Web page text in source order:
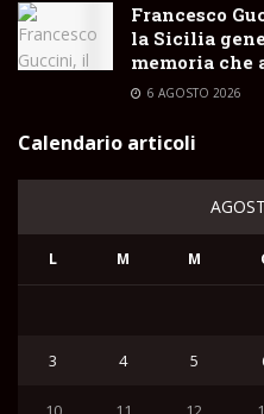
Francesco
la Sicilia
memoria che
6 AGOSTO 2026
Calendario articoli
L M M
3 4 5